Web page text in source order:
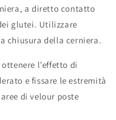
a diretto contatto
glutei. Utilizzare
chiusura della cerniera.
l’effetto di
e fissare le estremità
di velour poste